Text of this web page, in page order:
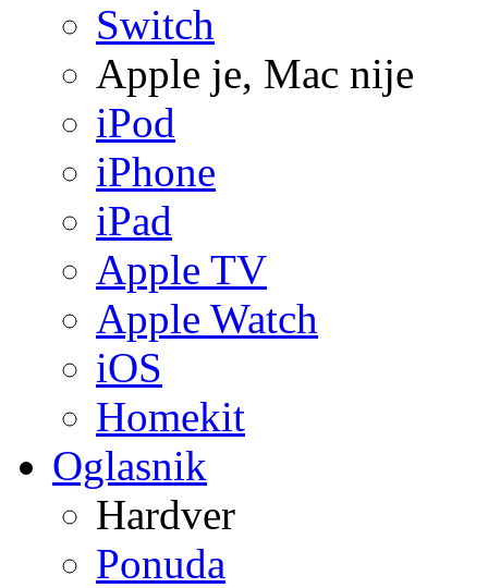
Switch
Apple je, Mac nije
iPod
iPhone
iPad
Apple TV
Apple Watch
iOS
Homekit
Oglasnik
Hardver
Ponuda